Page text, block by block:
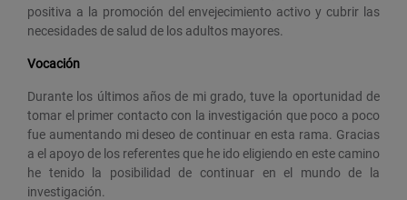
positiva a la promoción del envejecimiento activo y cubrir las
necesidades de salud de los adultos mayores.
Vocación
Durante los últimos años de mi grado, tuve la oportunidad de
tomar el primer contacto con la investigación que poco a poco
fue aumentando mi deseo de continuar en esta rama. Gracias
a el apoyo de los referentes que he ido eligiendo en este camino
he tenido la posibilidad de continuar en el mundo de la
investigación.